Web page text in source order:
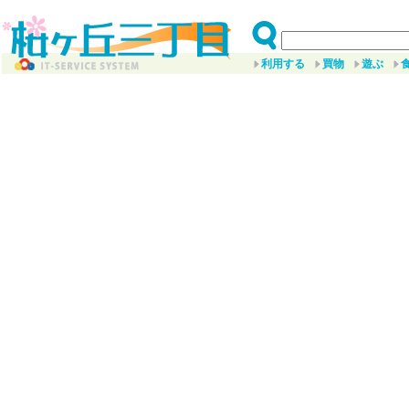
利用する 買物 遊ぶ